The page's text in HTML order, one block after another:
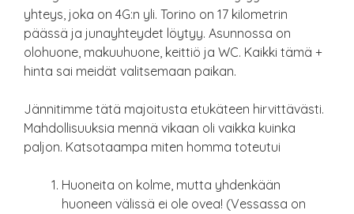
yhteys, joka on 4G:n yli. Torino on 17 kilometrin
päässä ja junayhteydet löytyy. Asunnossa on
olohuone, makuuhuone, keittiö ja WC. Kaikki tämä +
hinta sai meidät valitsemaan paikan.
Jännitimme tätä majoitusta etukäteen hirvittävästi.
Mahdollisuuksia mennä vikaan oli vaikka kuinka
paljon. Katsotaampa miten homma toteutui
Huoneita on kolme, mutta yhdenkään
huoneen välissä ei ole ovea! (Vessassa on